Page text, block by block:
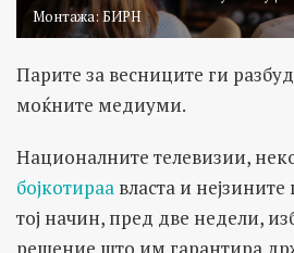
Монтажа: БИРН
Парите за весниците ги
моќните медиуми.
Националните телевизии,
бојкотираа власта и
тој начин, пред две недели,
решение што им гарантира